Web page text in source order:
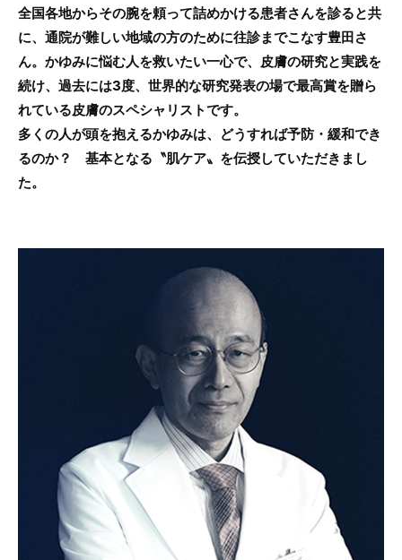
全国各地からその腕を頼って詰めかける患者さんを診ると共
に、通院が難しい地域の方のために往診までこなす豊田さ
ん。かゆみに悩む人を救いたい一心で、皮膚の研究と実践を
続け、過去には3度、世界的な研究発表の場で最高賞を贈ら
れている皮膚のスペシャリストです。
多くの人が頭を抱えるかゆみは、どうすれば予防・緩和でき
るのか？ 基本となる〝肌ケア〟を伝授していただきまし
た。